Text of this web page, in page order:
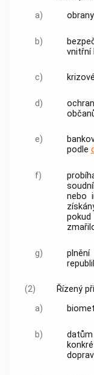
a)
b)
vnitřní
c)
d)
e)
podle
f)
nebo
g)
(2)
Řízený
a)
b)